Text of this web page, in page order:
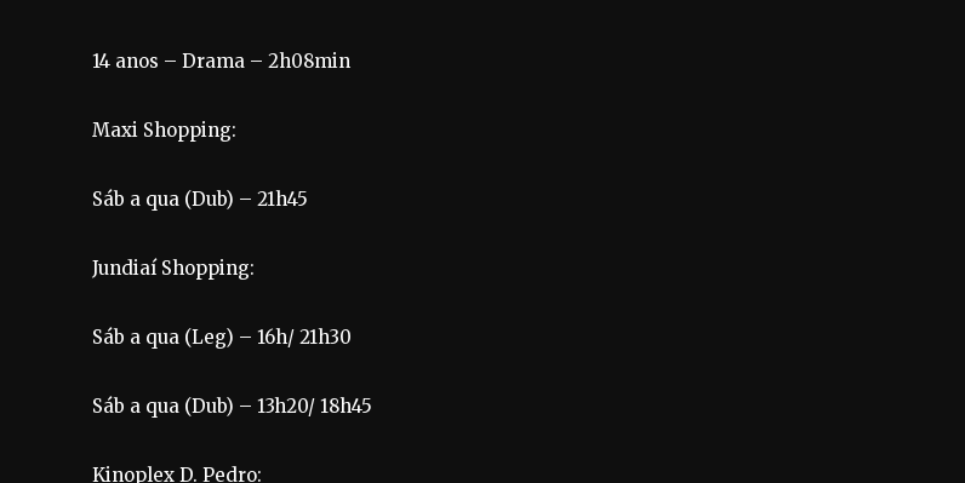
14 anos – Drama – 2h08min
Maxi Shopping:
Sáb a qua (Dub) – 21h45
Jundiaí Shopping:
Sáb a qua (Leg) – 16h/ 21h30
Sáb a qua (Dub) – 13h20/ 18h45
Kinoplex D. Pedro: